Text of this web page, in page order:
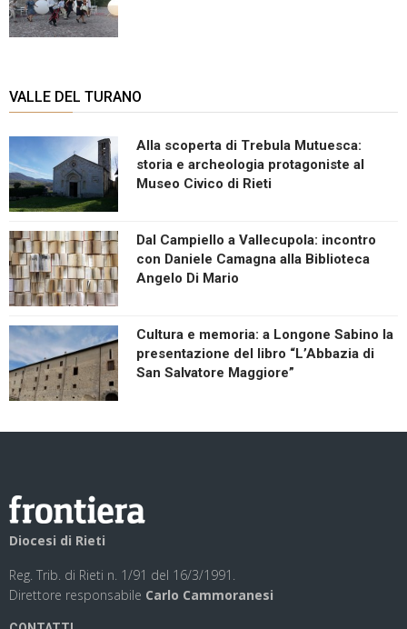
VALLE DEL TURANO
Alla scoperta di Trebula Mutuesca:
storia e archeologia protagoniste al
Museo Civico di Rieti
Dal Campiello a Vallecupola: incontro
con Daniele Camagna alla Biblioteca
Angelo Di Mario
Cultura e memoria: a Longone Sabino la
presentazione del libro “L’Abbazia di
San Salvatore Maggiore”
Diocesi di Rieti
Reg. Trib. di Rieti n. 1/91 del 16/3/1991.
Direttore responsabile Carlo Cammoranesi